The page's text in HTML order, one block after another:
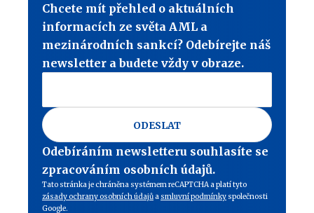
Chcete mít přehled o aktuálních
informacích ze světa AML a
mezinárodních sankcí? Odebírejte náš
newsletter a budete vždy v obraze.
ODESLAT
Odebíráním newsletteru souhlasíte se
zpracováním osobních údajů.
Tato stránka je chráněna systémem reCAPTCHA a platí tyto
zásady ochrany osobních údajůa smluvní podmínky společnosti
Google.